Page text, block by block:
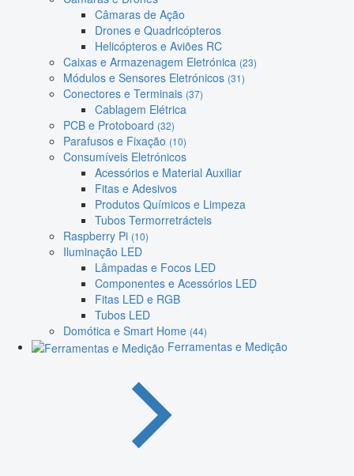
Câmaras de Ação
Drones e Quadricópteros
Helicópteros e Aviões RC
Caixas e Armazenagem Eletrónica (23)
Módulos e Sensores Eletrónicos (31)
Conectores e Terminais (37)
Cablagem Elétrica
PCB e Protoboard (32)
Parafusos e Fixação (10)
Consumíveis Eletrónicos
Acessórios e Material Auxiliar
Fitas e Adesivos
Produtos Químicos e Limpeza
Tubos Termorretrácteis
Raspberry Pi (10)
Iluminação LED
Lâmpadas e Focos LED
Componentes e Acessórios LED
Fitas LED e RGB
Tubos LED
Domótica e Smart Home (44)
Ferramentas e Medição